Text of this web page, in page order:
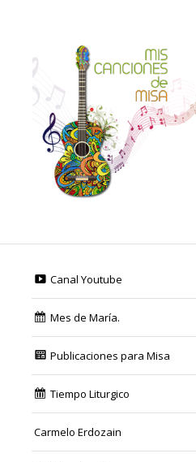
Canal Youtube
Mes de María.
Publicaciones para Misa
Tiempo Liturgico
Carmelo Erdozain